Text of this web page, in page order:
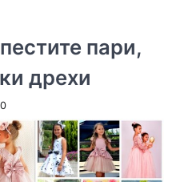
пари,
дрехи